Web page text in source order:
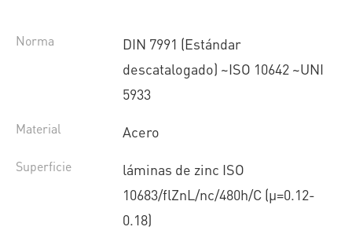
Norma
DIN 7991 (Estándar
descatalogado) ~ISO 10642 ~UNI
5933
Material Acero
Superficie
láminas de zinc ISO
10683/flZnL/nc/480h/C (µ=0.12-
0.18)